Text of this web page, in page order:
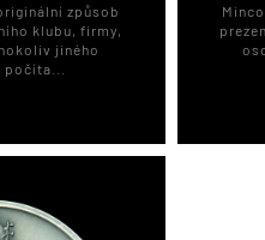
způsob
klubu, firmy,
jiného